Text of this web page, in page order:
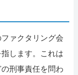
ァクタリング会
します。これは
刑事責任を問わ